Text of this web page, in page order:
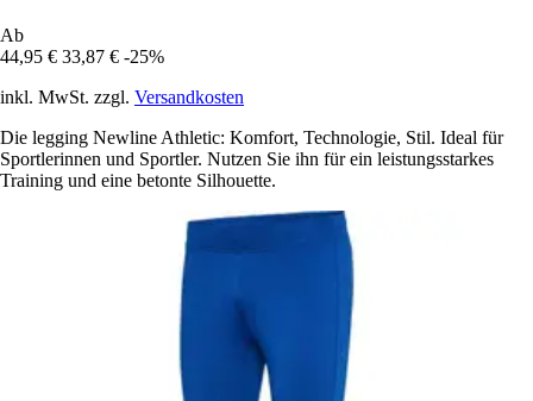
Ab
44,95 € 33,87 € -25%
inkl. MwSt. zzgl. Versandkosten
Die legging Newline Athletic: Komfort, Technologie, Stil. Ideal für
Sportlerinnen und Sportler. Nutzen Sie ihn für ein leistungsstarkes
Training und eine betonte Silhouette.